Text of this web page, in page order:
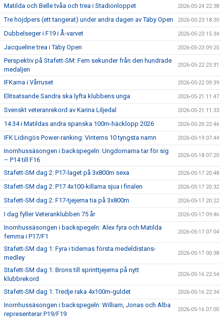
Matilda och Belle tvåa och trea i Stadionloppet 2026-05-24 22:38
Tre höjdpers (ett tangerat) under andra dagen av Täby Open 2026-05-23 18:30
Dubbelseger i F19 i Å-varvet 2026-05-23 15:34
Jacqueline trea i Täby Open 2026-05-23 09:25
Perspektiv på Stafett-SM: Fem sekunder från den hundrade
medaljen
2026-05-22 23:31
IFKarna i Vårruset 2026-05-22 09:39
Elitsatsande Sandra ska lyfta klubbens unga 2026-05-21 11:47
Svenskt veteranrekord av Karina Liljedal 2026-05-21 11:33
14.34 i Matildas andra spanska 100m-häcklopp 2026 2026-05-20 22:46
IFK Lidingös Power-ranking: Vinterns 10 tyngsta namn 2026-05-19 07:44
Inomhussäsongen i backspegeln: Ungdomarna tar för sig
– P14 till F16
2026-05-18 07:20
Stafett-SM dag 2: P17-laget på 3x800m sexa 2026-05-17 20:48
Stafett-SM dag 2: P17 4x100-killarna sjua i finalen 2026-05-17 20:32
Stafett-SM dag 2: F17-tjejerna tia på 3x800m 2026-05-17 20:22
I dag fyller Veteranklubben 75 år 2026-05-17 09:46
Inomhussäsongen i backspegeln: Alex fyra och Matilda
femma i P17/F1
2026-05-17 07:04
Stafett-SM dag 1: Fyra i tidernas första medeldistans-
medley
2026-05-17 00:38
Stafett-SM dag 1: Brons till sprinttjejerna på nytt
klubbrekord
2026-05-16 22:54
Stafett-SM dag 1: Tredje raka 4x100m-guldet 2026-05-16 22:34
Inomhussäsongen i backspegeln: William, Jonas och Alba
representerar P19/F19
2026-05-16 07:00